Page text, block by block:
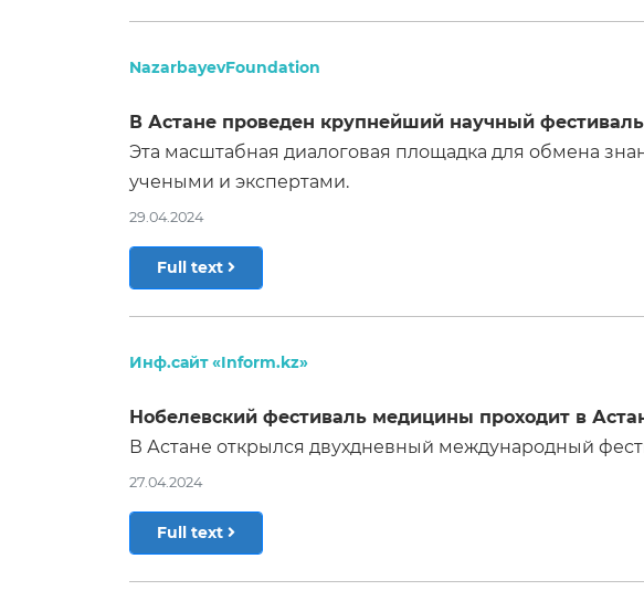
NazarbayevFoundation
В Астане проведен крупнейший научный
Эта масштабная диалоговая площадка для обмена
учеными и экспертами.
29.04.2024
Full text
Инф.сайт «Inform.kz»
Нобелевский фестиваль медицины проходит в
В Астане открылся двухдневный международный
27.04.2024
Full text